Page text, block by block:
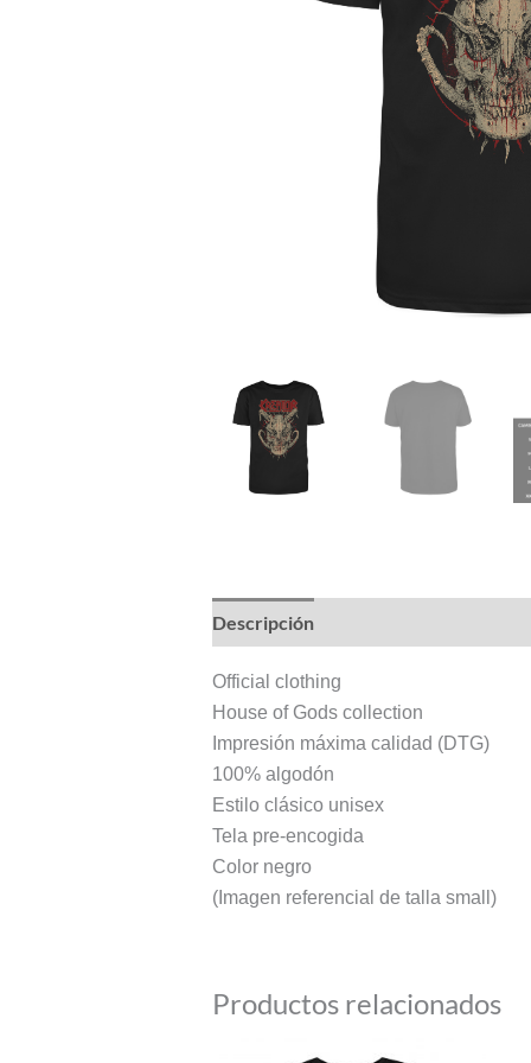
Descripción
Official clothing
House of Gods collection
Impresión máxima calidad (DTG)
100% algodón
Estilo clásico unisex
Tela pre-encogida
Color negro
(Imagen referencial de talla small)
Productos relacionados